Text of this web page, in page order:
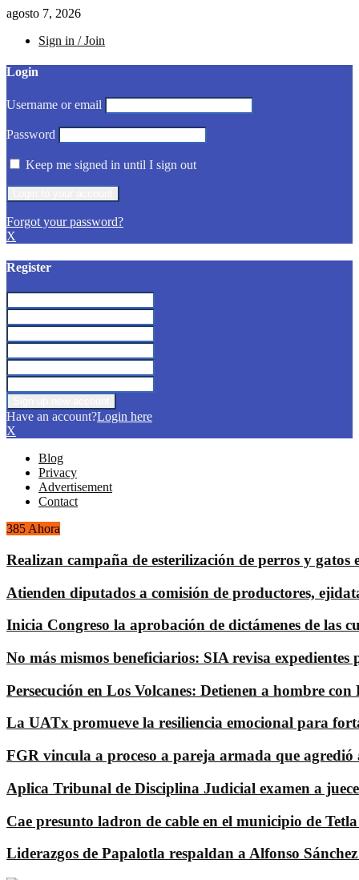
agosto 7, 2026
Sign in / Join
Login
Username or email
Password
Keep me signed in until I sign out
Forgot your password?
X
Register
Have an account?Login here
X
Blog
Privacy
Advertisement
Contact
385 Ahora
Realizan campaña de esterilización de perros y
Atienden diputados a comisión de productores,
Inicia Congreso la aprobación de dictámenes de las
No más mismos beneficiarios: SIA revisa
Persecución en Los Volcanes: Detienen a hombre
La UATx promueve la resiliencia emocional para
FGR vincula a proceso a pareja armada que agredió
Aplica Tribunal de Disciplina Judicial examen a
Cae presunto ladron de cable en el municipio de
Liderazgos de Papalotla respaldan a Alfonso